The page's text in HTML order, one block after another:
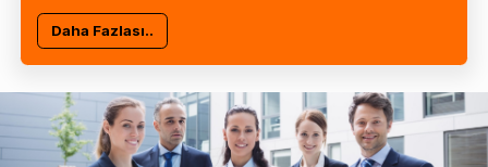
Daha Fazlası..